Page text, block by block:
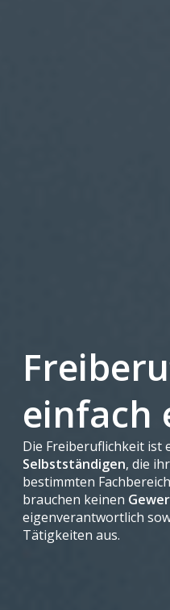
einfach
Die Freiberuflichkeit ist
Selbstständigen, die
bestimmten
brauchen keinen
eigenverantwortlich
Tätigkeiten aus.